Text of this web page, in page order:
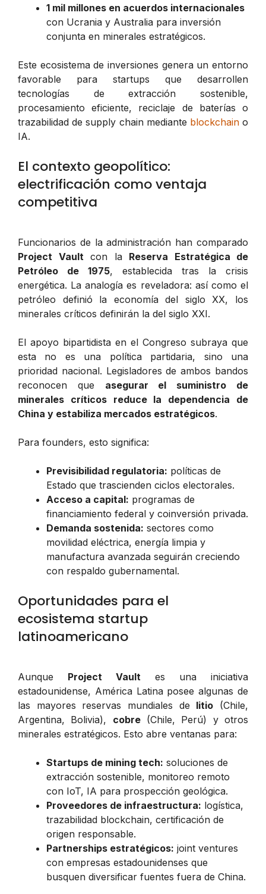
1 mil millones en acuerdos internacionales
con Ucrania y Australia para inversión
conjunta en minerales estratégicos.
Este ecosistema de inversiones genera un entorno
favorable para startups que desarrollen
tecnologías de extracción sostenible,
procesamiento eficiente, reciclaje de baterías o
trazabilidad de supply chain mediante blockchaino
IA.
El contexto geopolítico:
electrificación como ventaja
competitiva
Funcionarios de la administración han comparado
Project Vault con la Reserva Estratégica de
Petróleo de 1975, establecida tras la crisis
energética. La analogía es reveladora: así como el
petróleo definió la economía del siglo XX, los
minerales críticos definirán la del siglo XXI.
El apoyo bipartidista en el Congreso subraya que
esta no es una política partidaria, sino una
prioridad nacional. Legisladores de ambos bandos
reconocen que asegurar el suministro de
minerales críticos reduce la dependencia de
China y estabiliza mercados estratégicos.
Para founders, esto significa:
Previsibilidad regulatoria: políticas de
Estado que trascienden ciclos electorales.
Acceso a capital: programas de
financiamiento federal y coinversión privada.
Demanda sostenida: sectores como
movilidad eléctrica, energía limpia y
manufactura avanzada seguirán creciendo
con respaldo gubernamental.
Oportunidades para el
ecosistema startup
latinoamericano
Aunque Project Vault es una iniciativa
estadounidense, América Latina posee algunas de
las mayores reservas mundiales de litio (Chile,
Argentina, Bolivia), cobre(Chile, Perú) y otros
minerales estratégicos. Esto abre ventanas para:
Startups de mining tech: soluciones de
extracción sostenible, monitoreo remoto
con IoT, IA para prospección geológica.
Proveedores de infraestructura: logística,
trazabilidad blockchain, certificación de
origen responsable.
Partnerships estratégicos: joint ventures
con empresas estadounidenses que
busquen diversificar fuentes fuera de China.